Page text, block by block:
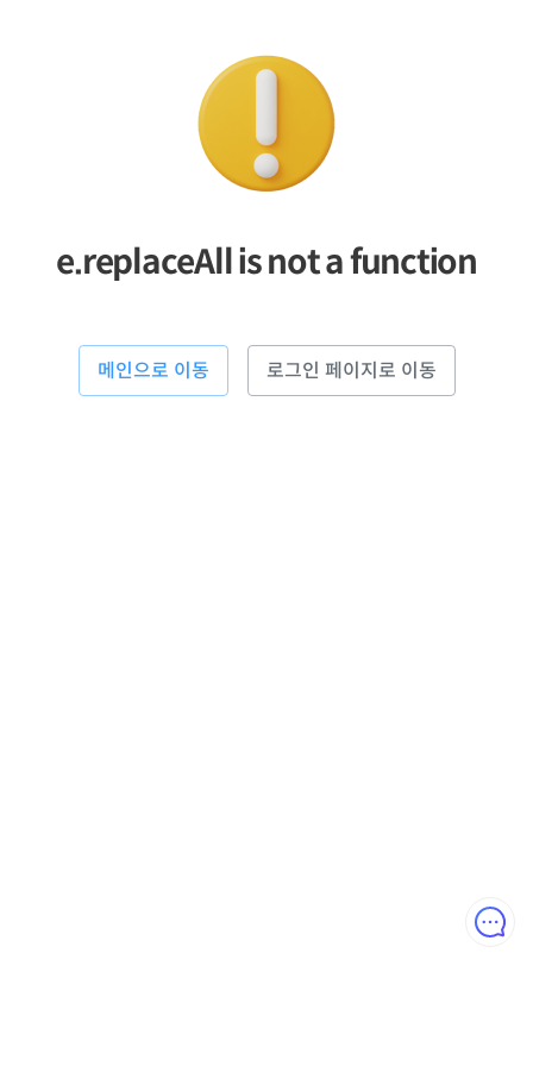
e.replaceAll is not a function
메인으로 이동 로그인 페이지로 이동